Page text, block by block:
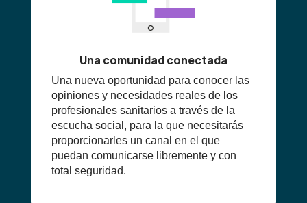
Una comunidad conectada
Una nueva oportunidad para conocer las
opiniones y necesidades reales de los
profesionales sanitarios a través de la
escucha social, para la que necesitarás
proporcionarles un canal en el que
puedan comunicarse libremente y con
total seguridad.